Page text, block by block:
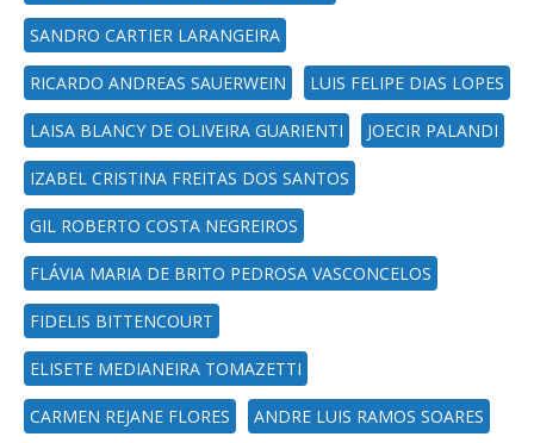
SANDRO CARTIER LARANGEIRA
RICARDO ANDREAS SAUERWEIN LUIS FELIPE DIAS LOPES
LAISA BLANCY DE OLIVEIRA GUARIENTI JOECIR PALANDI
IZABEL CRISTINA FREITAS DOS SANTOS
GIL ROBERTO COSTA NEGREIROS
FLÁVIA MARIA DE BRITO PEDROSA VASCONCELOS
FIDELIS BITTENCOURT
ELISETE MEDIANEIRA TOMAZETTI
CARMEN REJANE FLORES ANDRE LUIS RAMOS SOARES